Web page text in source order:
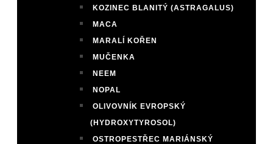
KOZINEC BLANITÝ (ASTRAGALUS)
MACA
MARALÍ KOŘEN
MUČENKA
NEEM
NOPAL
OLIVOVNÍK EVROPSKÝ
(HYDROXYTYROSOL)
OSTROPESTŘEC MARIÁNSKÝ